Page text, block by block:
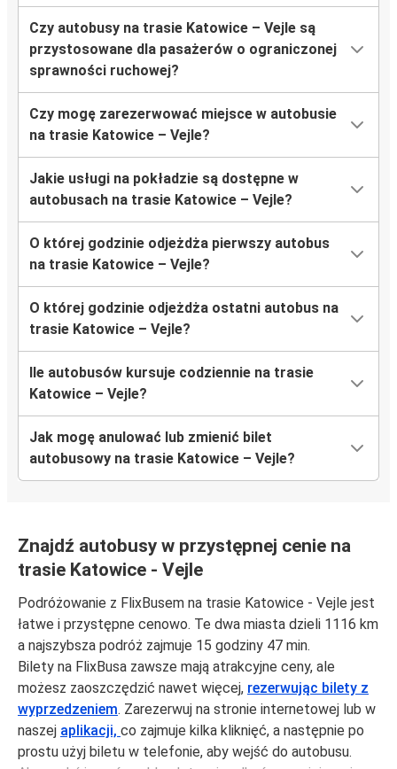
Czy autobusy na trasie Katowice – Vejle są
przystosowane dla pasażerów o ograniczonej
sprawności ruchowej?
Czy mogę zarezerwować miejsce w autobusie
na trasie Katowice – Vejle?
Jakie usługi na pokładzie są dostępne w
autobusach na trasie Katowice – Vejle?
O której godzinie odjeżdża pierwszy autobus
na trasie Katowice – Vejle?
O której godzinie odjeżdża ostatni autobus na
trasie Katowice – Vejle?
Ile autobusów kursuje codziennie na trasie
Katowice – Vejle?
Jak mogę anulować lub zmienić bilet
autobusowy na trasie Katowice – Vejle?
Znajdź autobusy w przystępnej cenie na
trasie Katowice - Vejle
Podróżowanie z FlixBusem na trasie Katowice - Vejle jest
łatwe i przystępne cenowo. Te dwa miasta dzieli 1116 km
a najszybsza podróż zajmuje 15 godziny 47 min.
Bilety na FlixBusa zawsze mają atrakcyjne ceny, ale
możesz zaoszczędzić nawet więcej, rezerwując bilety z
wyprzedzeniem. Zarezerwuj na stronie internetowej lub w
naszej aplikacji, co zajmuje kilka kliknięć, a następnie po
prostu użyj biletu w telefonie, aby wejść do autobusu.